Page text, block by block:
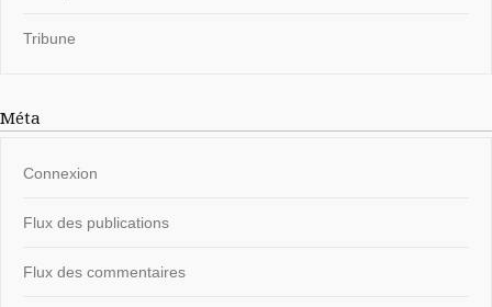
Tribune
Méta
Connexion
Flux des publications
Flux des commentaires